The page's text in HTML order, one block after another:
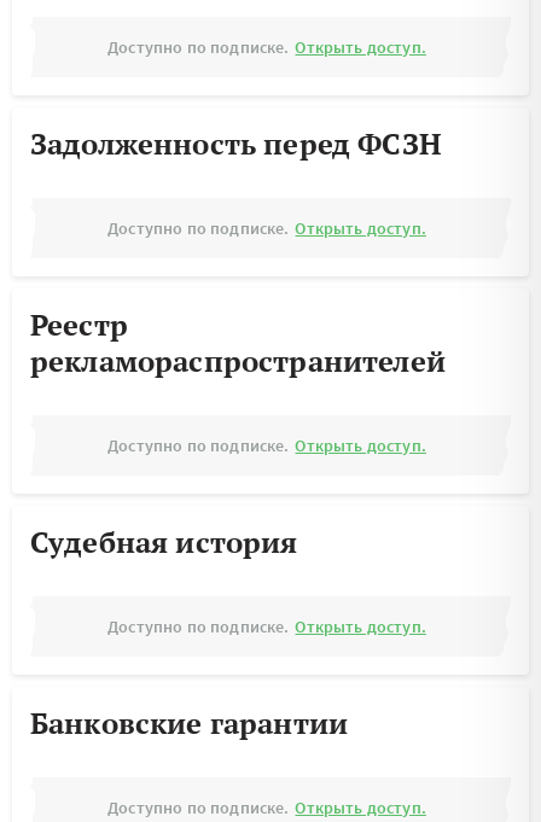
Доступно по подписке. Открыть доступ.
Задолженность перед ФСЗН
Доступно по подписке. Открыть доступ.
Реестр
рекламораспространителей
Доступно по подписке. Открыть доступ.
Судебная история
Доступно по подписке. Открыть доступ.
Банковские гарантии
Доступно по подписке. Открыть доступ.